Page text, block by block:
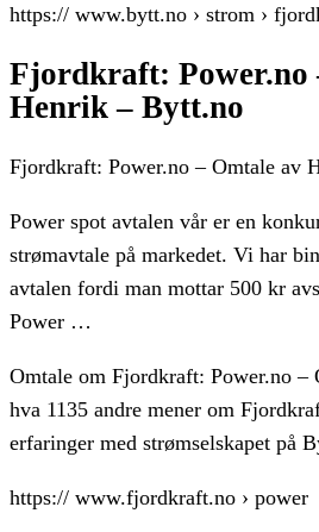
https:// www.bytt.no › strom ›
Fjordkraft: Power.no
Henrik – Bytt.no
Fjordkraft: Power.no – Omtale av
Power spot avtalen vår er en
strømavtale på markedet. Vi har
avtalen fordi man mottar 500 kr
Power …
Omtale om Fjordkraft: Power.no –
hva 1135 andre mener om
erfaringer med strømselskapet på
https:// www.fjordkraft.no › power